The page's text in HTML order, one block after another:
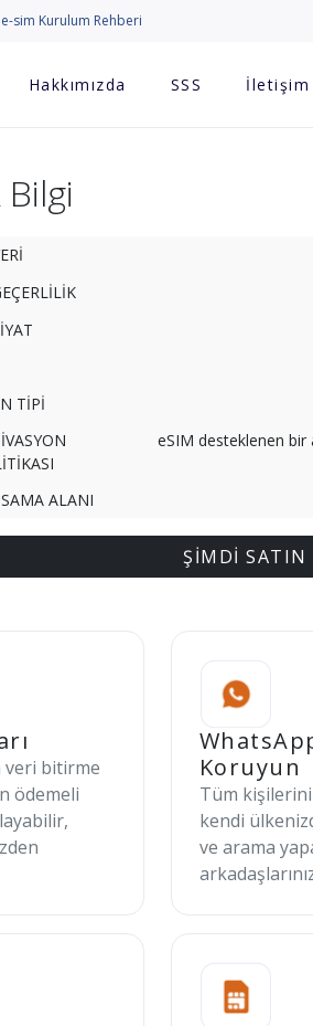
e-sim Kurulum Rehberi
Hakkımızda SSS İletişim
Bilgi
TİPİ
eSIM desteklenen bir
ALANI
ŞİMDİ SATIN
veri bitirme
ödemeli
Koruyun
Tüm
kendi
ve arama